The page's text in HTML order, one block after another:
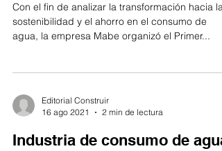
Con el fin de analizar la transformación hacia la
sostenibilidad y el ahorro en el consumo de
agua, la empresa Mabe organizó el Primer...
Editorial Construir
16 ago 2021
2 min de lectura
Industria de consumo de agua